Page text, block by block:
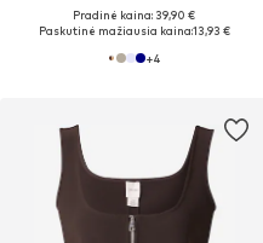
Pradinė kaina: 39,90 €
Paskutinė mažiausia kaina:13,93 €
+4